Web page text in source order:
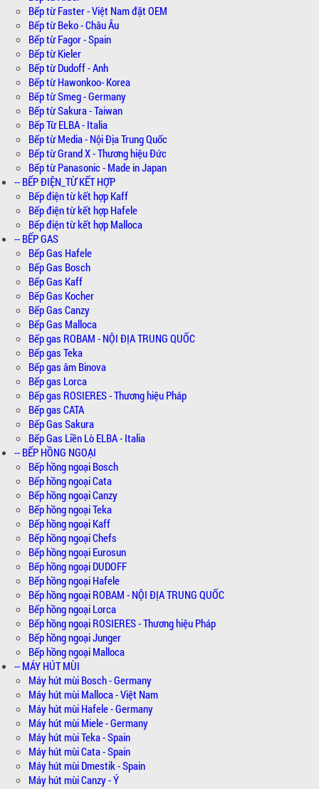
Bếp từ Faster - Việt Nam đặt OEM
Bếp từ Beko - Châu Âu
Bếp từ Fagor - Spain
Bếp từ Kieler
Bếp từ Dudoff - Anh
Bếp từ Hawonkoo- Korea
Bếp từ Smeg - Germany
Bếp từ Sakura - Taiwan
Bếp Từ ELBA - Italia
Bếp từ Media - Nội Địa Trung Quốc
Bếp từ Grand X - Thương hiệu Đức
Bếp từ Panasonic - Made in Japan
-- BẾP ĐIỆN_TỪ KẾT HỢP
Bếp điện từ kết hợp Kaff
Bếp điện từ kết hợp Hafele
Bếp điện từ kết hợp Malloca
-- BẾP GAS
Bếp Gas Hafele
Bếp Gas Bosch
Bếp Gas Kaff
Bếp Gas Kocher
Bếp Gas Canzy
Bếp Gas Malloca
Bếp gas ROBAM - NỘI ĐỊA TRUNG QUỐC
Bếp gas Teka
Bếp gas âm Binova
Bếp gas Lorca
Bếp gas ROSIERES - Thương hiệu Pháp
Bếp gas CATA
Bếp Gas Sakura
Bếp Gas Liền Lò ELBA - Italia
-- BẾP HỒNG NGOẠI
Bếp hồng ngoại Bosch
Bếp hồng ngoại Cata
Bếp hồng ngoại Canzy
Bếp hồng ngoại Teka
Bếp hồng ngoại Kaff
Bếp hồng ngoại Chefs
Bếp hồng ngoại Eurosun
Bếp hồng ngoại DUDOFF
Bếp hồng ngoại Hafele
Bếp hồng ngoại ROBAM - NỘI ĐỊA TRUNG QUỐC
Bếp hồng ngoại Lorca
Bếp hồng ngoại ROSIERES - Thương hiệu Pháp
Bếp hồng ngoại Junger
Bếp hồng ngoại Malloca
-- MÁY HÚT MÙI
Máy hút mùi Bosch - Germany
Máy hút mùi Malloca - Việt Nam
Máy hút mùi Hafele - Germany
Máy hút mùi Miele - Germany
Máy hút mùi Teka - Spain
Máy hút mùi Cata - Spain
Máy hút mùi Dmestik - Spain
Máy hút mùi Canzy - Ý